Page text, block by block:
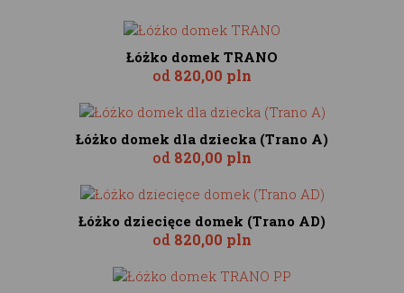
Łóżko domek TRANO
od 820,00 pln
Łóżko domek dla dziecka (Trano A)
od 820,00 pln
Łóżko dziecięce domek (Trano AD)
od 820,00 pln